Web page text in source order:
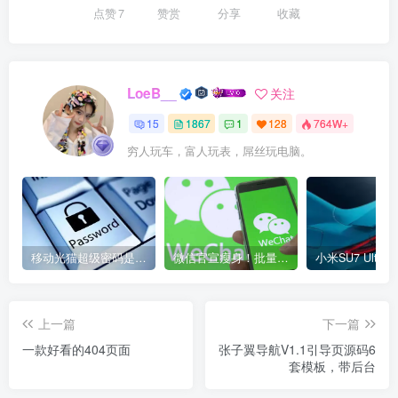
点赞7 赞赏 分享 收藏
LoeB__ 关注
15 1867 1 128 764W+
穷人玩车，富人玩表，屌丝玩电脑。
移动光猫超级密码是多少？移动光猫超级管理员后台账号与密码 微信官宣瘦身！批量清理原图新功能来了 安卓、iOS均可使用
上一篇
一款好看的404页面
下一篇
张子翼导航V1.1引导页源码6
套模板，带后台